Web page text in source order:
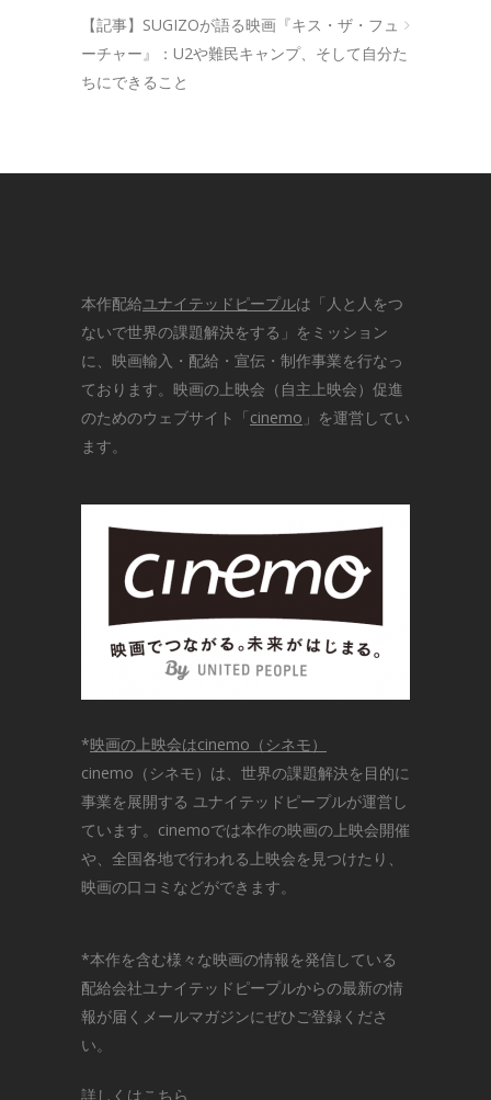
【記事】SUGIZOが語る映画『キス・ザ・フュ
ーチャー』：U2や難民キャンプ、そして自分た
ちにできること
本作配給ユナイテッドピープルは「人と人をつ
ないで世界の課題解決をする」をミッション
に、映画輸入・配給・宣伝・制作事業を行なっ
ております。映画の上映会（自主上映会）促進
のためのウェブサイト「cinemo 」を運営してい
ます。
*映画の上映会はcinemo（シネモ）
cinemo（シネモ）は、世界の課題解決を目的に
事業を展開する ユナイテッドピープルが運営し
ています。cinemoでは本作の映画の上映会開催
や、全国各地で行われる上映会を見つけたり、
映画の口コミなどができます。
*本作を含む様々な映画の情報を発信している
配給会社ユナイテッドピープルからの最新の情
報が届くメールマガジンにぜひご登録くださ
い。
詳しくはこちら